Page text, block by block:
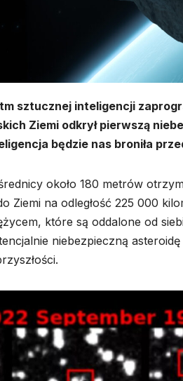
sztucznej inteligencji
Ziemi odkrył pierwszą
będzie nas broniła
około 180 metrów
Ziemi na odległość 225 000
które są oddalone od
niebezpieczną